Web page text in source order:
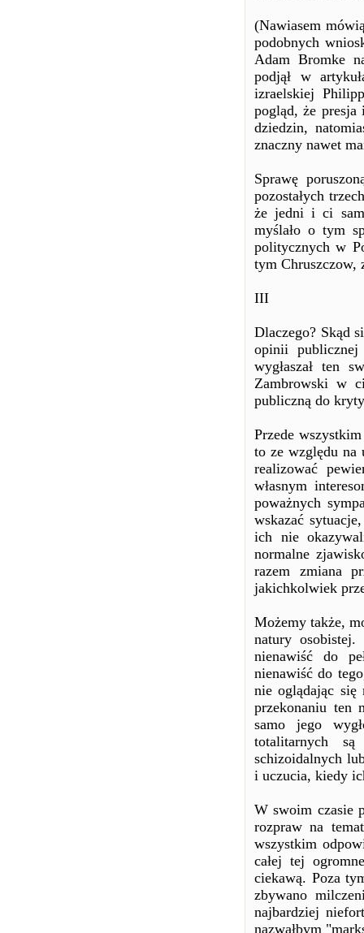
(Nawiasem
podobnych
Adam Bromke
podjął w
izraelskiej
pogląd, że presja
dziedzin,
znaczny nawet
Sprawę
pozostałych
że jedni i ci
myślało o tym
politycznych w
tym Chruszczow,
III
Dlaczego? Skąd
opinii
wygłaszał ten
Zambrowski w
publiczną do
Przede
to ze względu na
realizować
własnym
poważnych
wskazać
ich nie
normalne
razem zmiana
jakichkolwiek
Możemy także,
natury
nienawiść do
nienawiść do
nie oglądając
przekonaniu ten
samo jego
totalitarnych
schizoidalnych
i uczucia, kiedy
W swoim czasie
rozpraw na
wszystkim
całej tej
ciekawą. Poza
zbywano
najbardziej
nazwałbym